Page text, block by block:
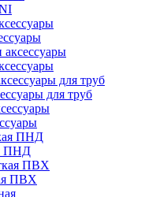
для труб
ПНД
ПВХ